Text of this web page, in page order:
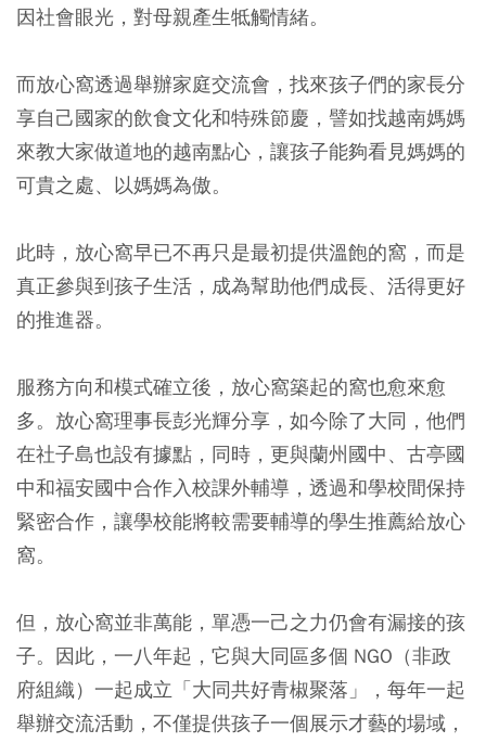
因社會眼光，對母親產生牴觸情緒。
而放心窩透過舉辦家庭交流會，找來孩子們的家長分
享自己國家的飲食文化和特殊節慶，譬如找越南媽媽
來教大家做道地的越南點心，讓孩子能夠看見媽媽的
可貴之處、以媽媽為傲。
此時，放心窩早已不再只是最初提供溫飽的窩，而是
真正參與到孩子生活，成為幫助他們成長、活得更好
的推進器。
服務方向和模式確立後，放心窩築起的窩也愈來愈
多。放心窩理事長彭光輝分享，如今除了大同，他們
在社子島也設有據點，同時，更與蘭州國中、古亭國
中和福安國中合作入校課外輔導，透過和學校間保持
緊密合作，讓學校能將較需要輔導的學生推薦給放心
窩。
但，放心窩並非萬能，單憑一己之力仍會有漏接的孩
子。因此，一八年起，它與大同區多個 NGO（非政
府組織）一起成立「大同共好青椒聚落」，每年一起
舉辦交流活動，不僅提供孩子一個展示才藝的場域，